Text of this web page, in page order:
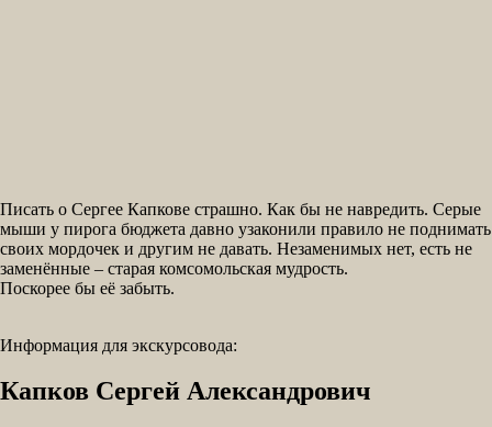
Писать о Сергее Капкове страшно. Как бы не навредить. Серые
мыши у пирога бюджета давно узаконили правило не поднимать
своих мордочек и другим не давать. Незаменимых нет, есть не
заменённые – старая комсомольская мудрость.
Поскорее бы её забыть.
Информация для экскурсовода:
Капков Сергей Александрович